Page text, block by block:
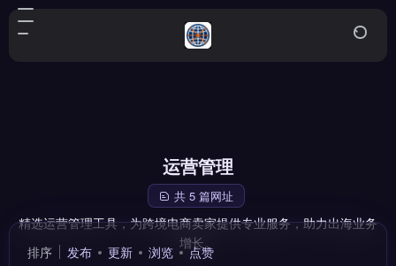
运营管理
共 5 篇网址
精选运营管理工具，为跨境电商卖家提供专业服务，助力出海业务
增长。
排序 发布 更新 浏览 点赞